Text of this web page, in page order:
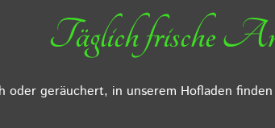
Täglich frische
oder geräuchert, in unserem Hofladen